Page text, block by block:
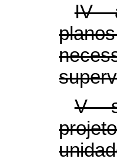
IV -
V -